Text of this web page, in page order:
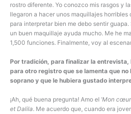
rostro diferente. Yo conozco mis rasgos y
llegaron a hacer unos maquillajes horribles
para interpretar bien me debo sentir
un buen maquillaje ayuda mucho. Me he
1,500 funciones. Finalmente, voy al
Por tradición, para finalizar la entrevista,
para otro registro que se lamenta que
soprano y que le hubiera gustado
¡Ah, qué buena pregunta! Amo el ‘Mon cœur
et Dalila. Me acuerdo que, cuando era